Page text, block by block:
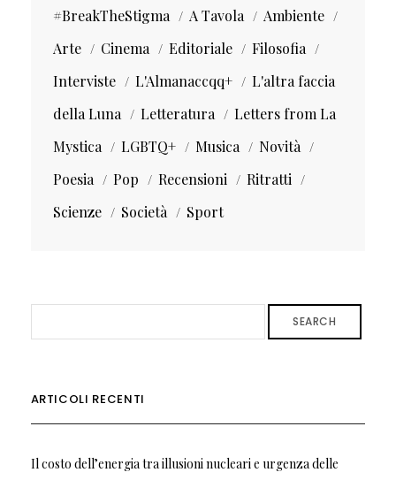
#BreakTheStigma A Tavola
Ambiente
Arte
Cinema Editoriale
Filosofia
Interviste
L'Almanaccqq+
L'altra faccia
della Luna
Letteratura
Letters from La
Mystica
LGBTQ+ Musica
Novità
Poesia
Pop Recensioni
Ritratti
Scienze
Società Sport
SEARCH
ARTICOLI RECENTI
Il costo dell’energia tra illusioni nucleari e urgenza delle